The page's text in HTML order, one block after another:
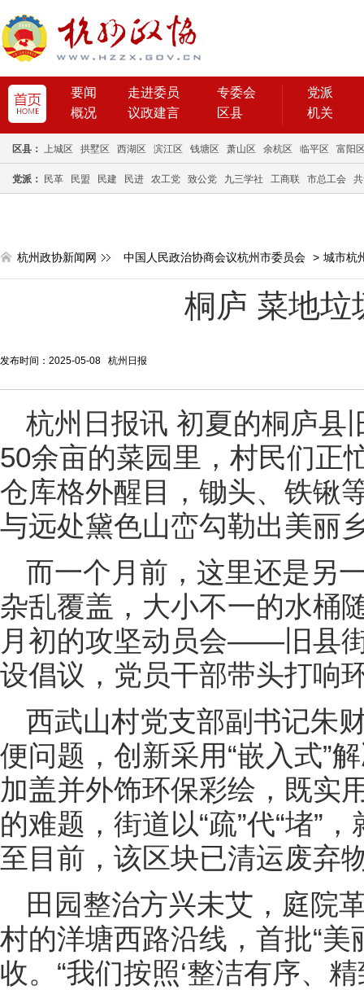
要闻 走进委员
专委会
概况
议政建言 区县
党派
机关
区县： 上城区 拱墅区 西湖区 滨江区 钱塘区 萧山区 余杭区 临平区 富阳
党派： 民革 民盟 民建 民进 农工党 致公党 九三学社 工商联 市总工会
杭州政协新闻网 中国人民政治协商会议杭州市委员会 > 城市杭
桐庐 菜地垃
发布时间：2025-05-08 杭州日报
杭州日报讯 初夏的桐庐县
50余亩的菜园里，村民们正
仓库格外醒目，锄头、铁锹
与远处黛色山峦勾勒出美丽
而一个月前，这里还是另
杂乱覆盖，大小不一的水
月初的攻坚动员会——旧县
设倡议，党员干部带头打响
西武山村党支部副书记朱
便问题，创新采用“嵌入式”
加盖并外饰环保彩绘，既实
的难题，街道以“疏”代“堵”
至目前，该区块已清运废弃
田园整治方兴未艾，庭院
村的洋塘西路沿线，首批“
收。“我们按照‘整洁有序、